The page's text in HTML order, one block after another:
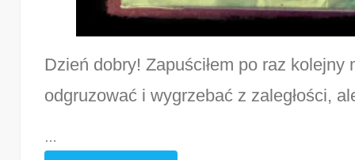
Dzień dobry! Zapuściłem po raz
odgruzować i wygrzebać z zaległości,
…